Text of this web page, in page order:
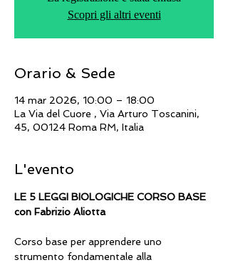
Scopri gli altri eventi
Orario & Sede
14 mar 2026, 10:00 – 18:00
La Via del Cuore , Via Arturo Toscanini,
45, 00124 Roma RM, Italia
L'evento
LE 5 LEGGI BIOLOGICHE CORSO BASE
con Fabrizio Aliotta
Corso base per apprendere uno
strumento fondamentale alla